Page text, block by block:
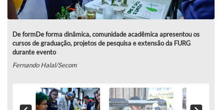
De formDe forma dinâmica, comunidade acadêmica apresentou os
cursos de graduação, projetos de pesquisa e extensão da FURG
durante evento
Fernando Halal/Secom